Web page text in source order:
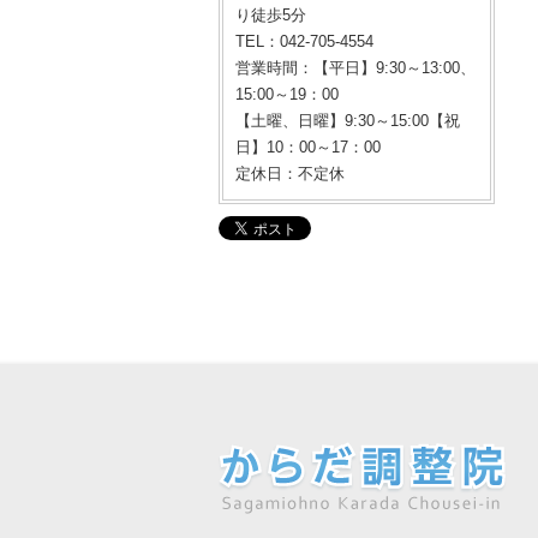
り徒歩5分
TEL：042-705-4554
営業時間：【平日】9:30～13:00、
15:00～19：00
【土曜、日曜】9:30～15:00【祝
日】10：00～17：00
定休日：不定休